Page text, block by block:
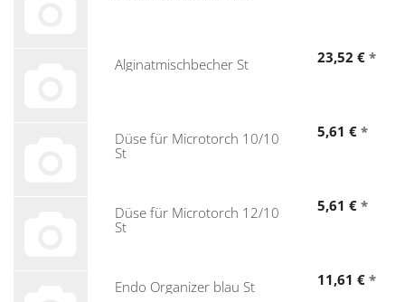
Alginatmischbecher St 23,52 € *
Düse für Microtorch 10/10
St
5,61 € *
Düse für Microtorch 12/10
St
5,61 € *
Endo Organizer blau St 11,61 € *